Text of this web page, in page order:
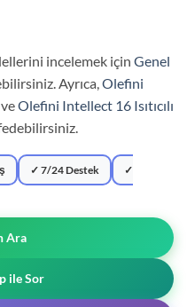
incelemek için Genel
Ayrıca,Olefini
veOlefini Intellect 16 Isıtıcılı
✓ 7/24 Destek
✓
Ara
ile Sor